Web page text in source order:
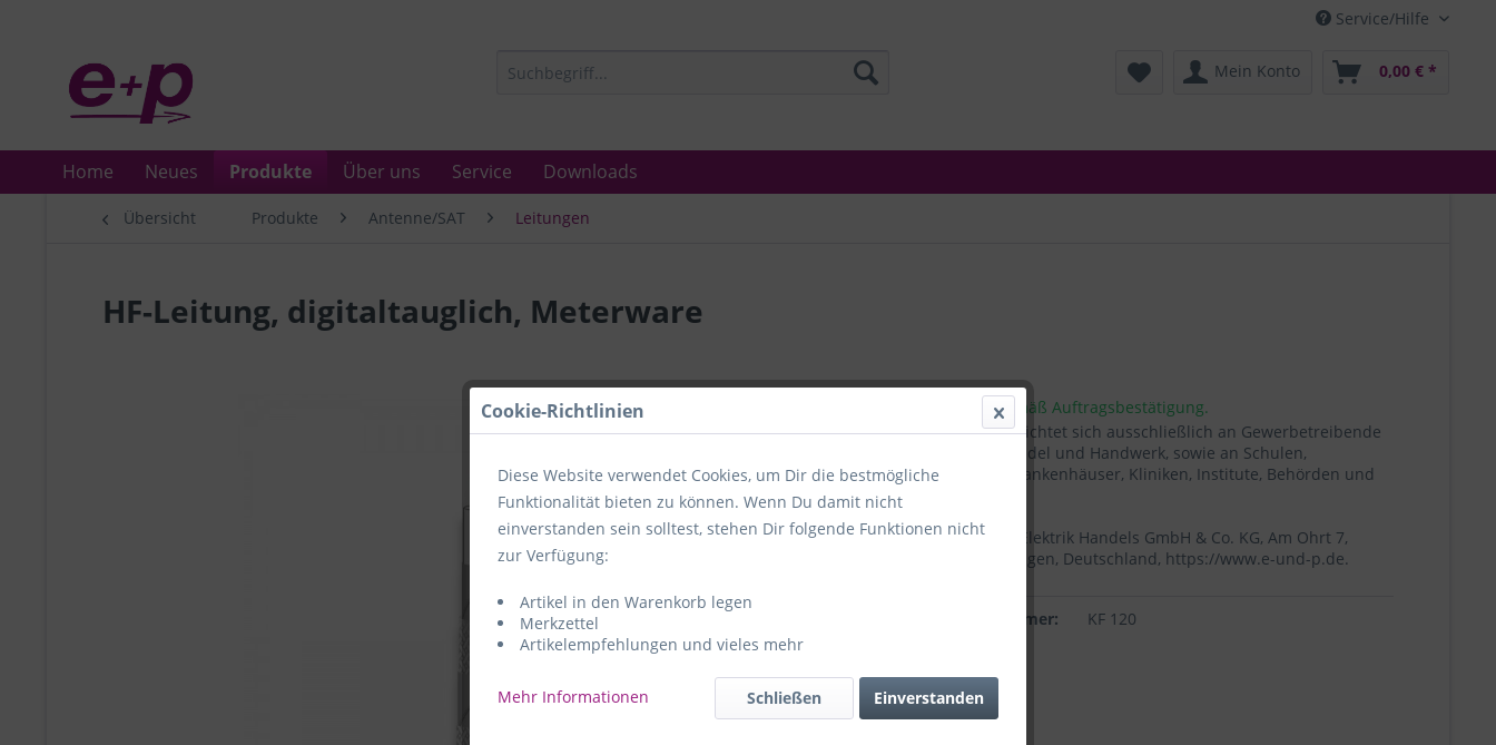
Service/Hilfe
Mein Konto 0,00 € *
Home Neues Produkte Über uns Service Downloads
Übersicht Produkte Antenne/SAT Leitungen
HF-Leitung, digitaltauglich, Meterware
Lieferzeit gemäß Auftragsbestätigung.
Unser Angebot richtet sich ausschließlich an Gewerbetreibende
in Industrie, Handel und Handwerk, sowie an Schulen,
Laboratorien, Krankenhäuser, Kliniken, Institute, Behörden und
Hersteller:e+p Elektrik Handels GmbH & Co. KG, Am Ohrt 7,
59469 Ense-Höingen, Deutschland, https://www.e-und-p.de.
e+p Artikelnummer: KF 120
Cookie-Richtlinien
Diese Website verwendet Cookies, um Dir die bestmögliche
Funktionalität bieten zu können. Wenn Du damit nicht
einverstanden sein solltest, stehen Dir folgende Funktionen nicht
zur Verfügung:
Artikel in den Warenkorb legen
Merkzettel
Artikelempfehlungen und vieles mehr
Mehr Informationen Einverstanden
Schließen